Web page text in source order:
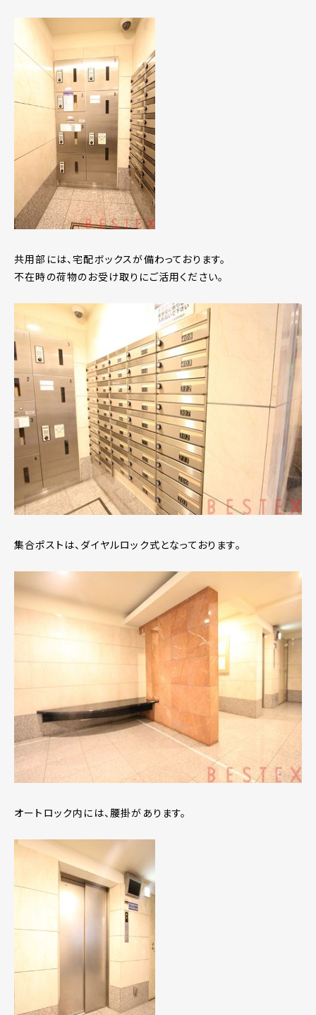
共用部には、宅配ボックスが備わっております。
不在時の荷物のお受け取りにご活用ください。
集合ポストは、ダイヤルロック式となっております。
オートロック内には、腰掛があります。